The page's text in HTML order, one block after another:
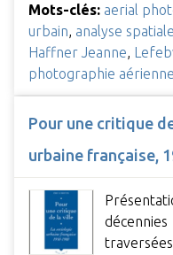
Mots-clés: aerial
urbain, analyse spatiale
Haffner Jeanne,
photographie aérienne
Pour une critique
urbaine française,